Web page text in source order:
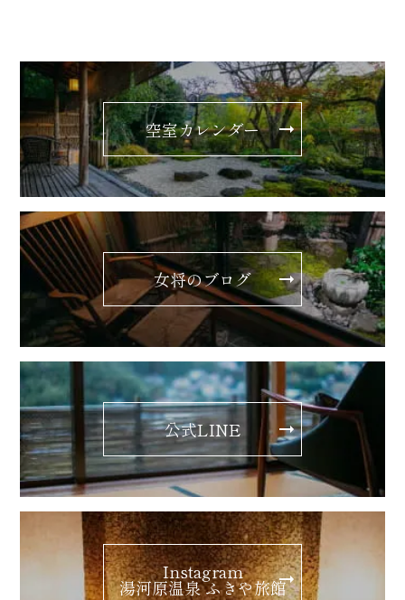
空室カレンダー
女将のブログ
公式LINE
Instagram
湯河原温泉 ふきや旅館